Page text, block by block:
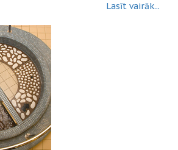
Lasīt vairāk...